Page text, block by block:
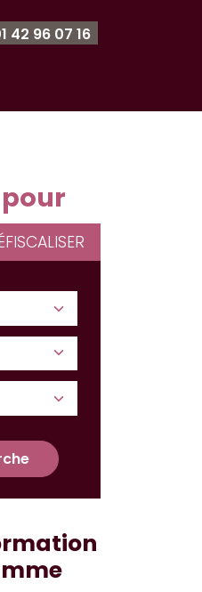
42 96 07 16